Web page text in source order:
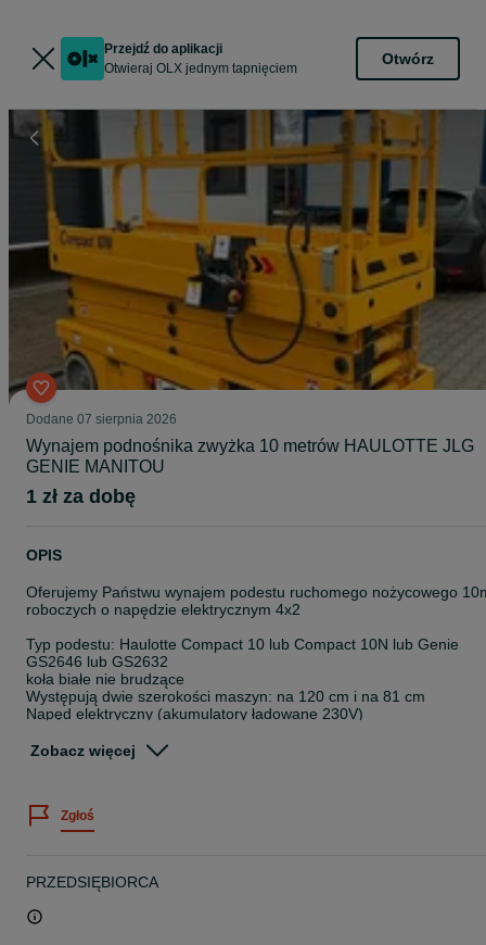
Przejdź do aplikacji
Otwieraj OLX jednym tapnięciem
Otwórz
Dodane 07 sierpnia 2026
Wynajem podnośnika zwyżka 10 metrów HAULOTTE JLG
GENIE MANITOU
1 zł za dobę
OPIS
Oferujemy Państwu wynajem podestu ruchomego nożycowego
roboczych o napędzie elektrycznym 4x2
Typ podestu: Haulotte Compact 10 lub Compact 10N lub Genie
GS2646 lub GS2632
koła białe nie brudzące
Występują dwie szerokości maszyn: na 120 cm i na 81 cm
Napęd elektryczny (akumulatory ładowane 230V)
W razie dodatkowych pytań prosimy o kontakt telefoniczny
Zobacz więcej
Zgłoś
PRZEDSIĘBIORCA